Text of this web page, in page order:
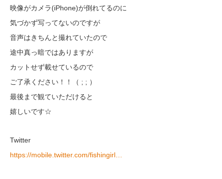
映像がカメラ(iPhone)が倒れてるのに
気づかず写ってないのですが
音声はきちんと撮れていたので
途中真っ暗ではありますが
カットせず載せているので
ご了承ください！！（ ; ; ）
最後まで観ていただけると
嬉しいです☆
Twitter
https://mobile.twitter.com/fishingirl…